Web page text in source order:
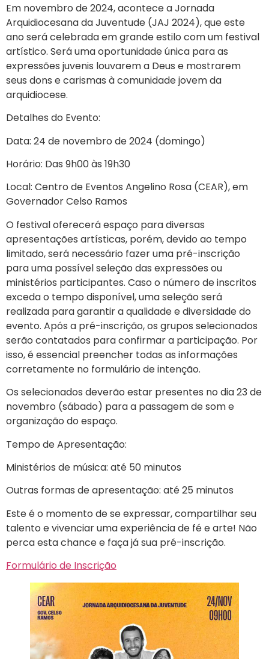
Em novembro de 2024, acontece a Jornada
Arquidiocesana da Juventude (JAJ 2024), que este
ano será celebrada em grande estilo com um festival
artístico. Será uma oportunidade única para as
expressões juvenis louvarem a Deus e mostrarem
seus dons e carismas à comunidade jovem da
arquidiocese.
Detalhes do Evento:
Data: 24 de novembro de 2024 (domingo)
Horário: Das 9h00 às 19h30
Local: Centro de Eventos Angelino Rosa (CEAR), em
Governador Celso Ramos
O festival oferecerá espaço para diversas
apresentações artísticas, porém, devido ao tempo
limitado, será necessário fazer uma pré-inscrição
para uma possível seleção das expressões ou
ministérios participantes. Caso o número de inscritos
exceda o tempo disponível, uma seleção será
realizada para garantir a qualidade e diversidade do
evento. Após a pré-inscrição, os grupos selecionados
serão contatados para confirmar a participação. Por
isso, é essencial preencher todas as informações
corretamente no formulário de intenção.
Os selecionados deverão estar presentes no dia 23 de
novembro (sábado) para a passagem de som e
organização do espaço.
Tempo de Apresentação:
Ministérios de música: até 50 minutos
Outras formas de apresentação: até 25 minutos
Este é o momento de se expressar, compartilhar seu
talento e vivenciar uma experiência de fé e arte! Não
perca esta chance e faça já sua pré-inscrição.
Formulário de Inscrição